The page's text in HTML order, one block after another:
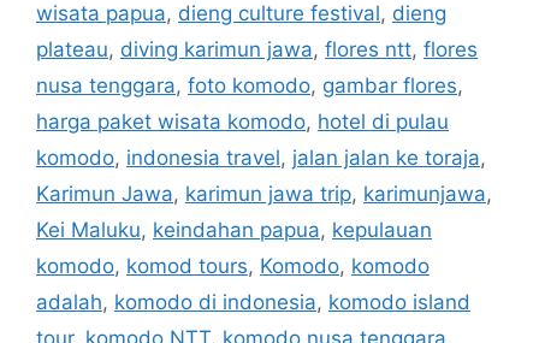
wisata papua, dieng culture festival, dieng
plateau, diving karimun jawa, flores ntt, flores
nusa tenggara, foto komodo, gambar flores,
harga paket wisata komodo, hotel di pulau
komodo, indonesia travel, jalan jalan ke toraja,
Karimun Jawa, karimun jawa trip, karimunjawa,
Kei Maluku, keindahan papua, kepulauan
komodo, komod tours, Komodo, komodo
adalah, komodo di indonesia, komodo island
tour, komodo NTT, komodo nusa tenggara